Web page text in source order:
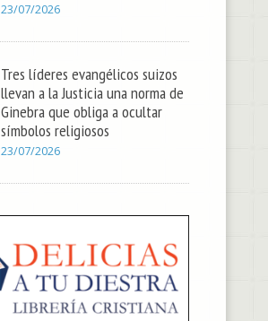
23/07/2026
Tres líderes evangélicos suizos
llevan a la Justicia una norma de
Ginebra que obliga a ocultar
símbolos religiosos
23/07/2026